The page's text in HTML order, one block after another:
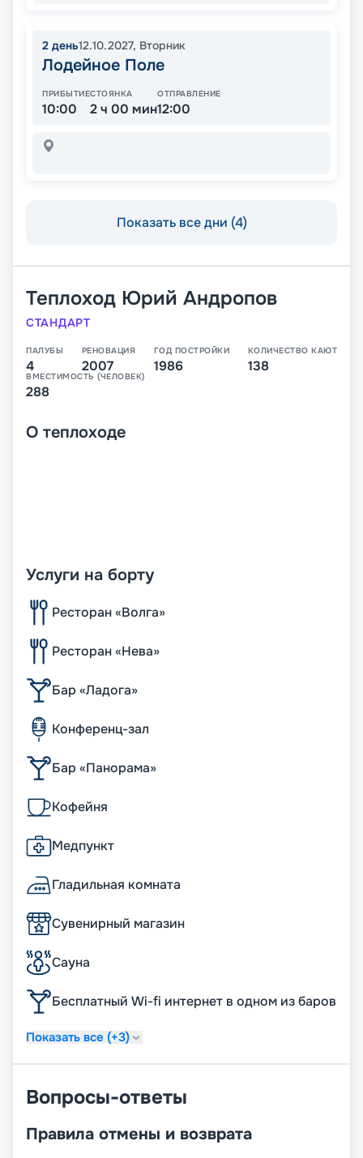
2 день12.10.2027, Вторник
Лодейное Поле
ПРИБЫТИЕ
10:00
СТОЯНКА
2 ч 00 мин
ОТПРАВЛЕНИЕ
12:00
Показать все дни (4)
Теплоход Юрий Андропов
СТАНДАРТ
ПАЛУБЫ
4
РЕНОВАЦИЯ
2007
ГОД ПОСТРОЙКИ
1986
КОЛИЧЕСТВО КАЮТ
138
ВМЕСТИМОСТЬ (ЧЕЛОВЕК)
288
О теплоходе
Услуги на борту
Ресторан «Волга»
Ресторан «Нева»
Бар «Ладога»
Конференц-зал
Бар «Панорама»
Кофейня
Медпункт
Гладильная комната
Сувенирный магазин
Сауна
Бесплатный Wi-fi интернет в одном из баров
Показать все (+3)
Вопросы-ответы
Правила отмены и возврата